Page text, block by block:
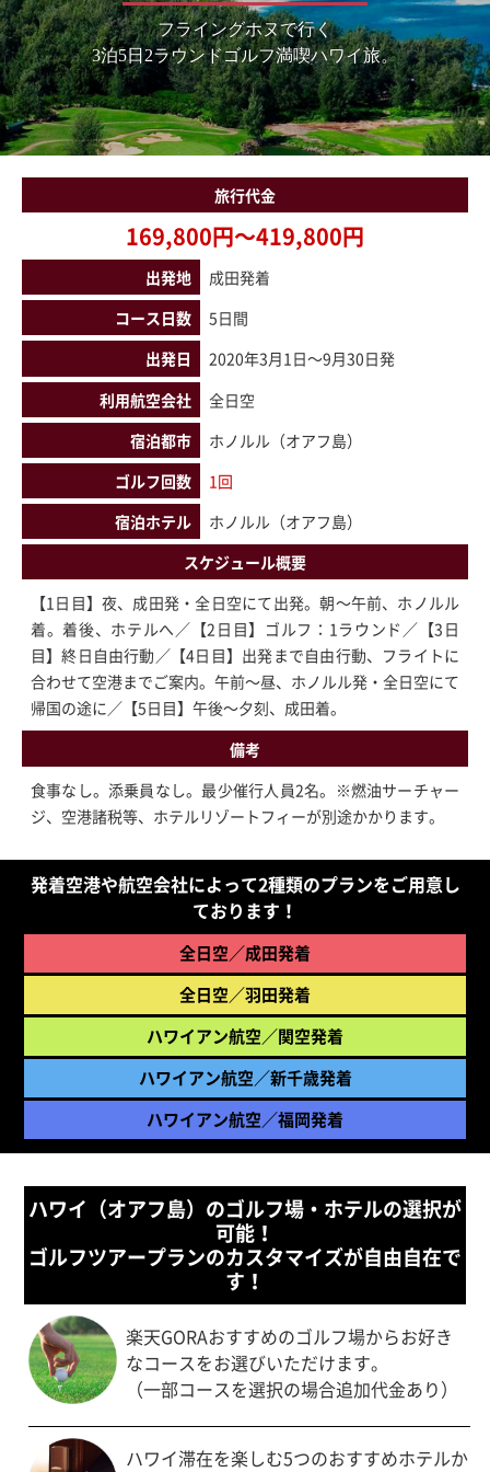
フライングホヌで行く
3泊5日2ラウンドゴルフ満喫ハワイ旅。
旅行代金
169,800円～419,800円
出発地
成田発着
コース日数
5日間
出発日
2020年3月1日～9月30日発
利用航空会社
全日空
宿泊都市
ホノルル（オアフ島）
ゴルフ回数
1回
宿泊ホテル
ホノルル（オアフ島）
スケジュール概要
【1日目】夜、成田発・全日空にて出発。朝～午前、ホノルル
着。着後、ホテルへ／【2日目】ゴルフ：1ラウンド／【3日
目】終日自由行動／【4日目】出発まで自由行動、フライトに
合わせて空港までご案内。午前～昼、ホノルル発・全日空にて
帰国の途に／【5日目】午後～夕刻、成田着。
備考
食事なし。添乗員なし。最少催行人員2名。※燃油サーチャー
ジ、空港諸税等、ホテルリゾートフィーが別途かかります。
発着空港や航空会社によって2種類のプランをご用意し
ております！
全日空／成田発着
全日空／羽田発着
ハワイアン航空／関空発着
ハワイアン航空／新千歳発着
ハワイアン航空／福岡発着
ハワイ（オアフ島）のゴルフ場・ホテルの選択が
可能！
ゴルフツアープランのカスタマイズが自由自在で
す！
楽天GORAおすすめのゴルフ場からお好き
なコースをお選びいただけます。
（一部コースを選択の場合追加代金あり）
ハワイ滞在を楽しむ5つのおすすめホテルか